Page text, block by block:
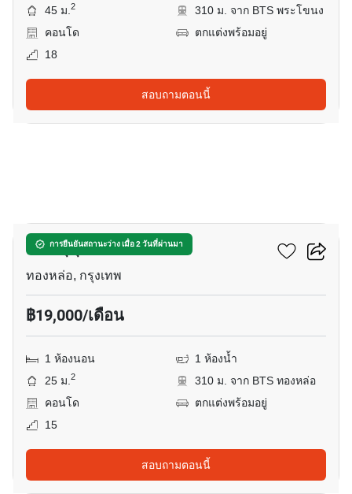
45 ม.2
310 ม. จาก BTS พระโขนง
คอนโด
ตกแต่งพร้อมอยู่
18
สอบถามตอนนี้
การยืนยันสถานะว่าง เมื่อ 2 วันที่ผ่านมา
ริทึ่ม สุขุมวิท 36-38
ทองหล่อ, กรุงเทพ
฿19,000/เดือน
1 ห้องนอน
1 ห้องน้ำ
25 ม.2
310 ม. จาก BTS ทองหล่อ
คอนโด
ตกแต่งพร้อมอยู่
15
สอบถามตอนนี้